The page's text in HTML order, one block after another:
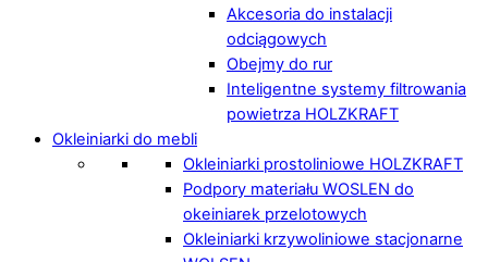
Akcesoria do instalacji
odciągowych
Obejmy do rur
Inteligentne systemy filtrowania
powietrza HOLZKRAFT
Okleiniarki do mebli
Okleiniarki prostoliniowe HOLZKRAFT
Podpory materiału WOSLEN do
okeiniarek przelotowych
Okleiniarki krzywoliniowe stacjonarne